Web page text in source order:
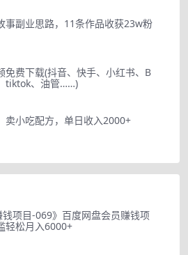
事副业思路，11条作品收获23w粉
免费下载(抖音、快手、小红书、B
tiktok、油管……)
卖小吃配方，单日收入2000+
钱项目-069》百度网盘会员赚钱项
轻松月入6000+